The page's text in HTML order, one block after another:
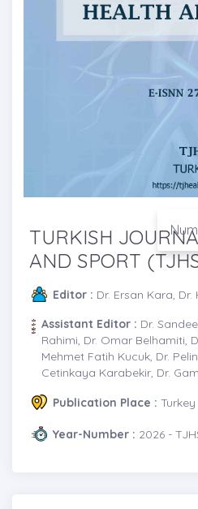
TURKISH
AND SPORT
Editor : Dr. Ersan Kara,
Assistant Editor : Dr.
Rahimi, Dr. Omar Belhamiti,
Mehmet Fatih Kucuk, Dr.
Cetinkaya Karabekir, Dr.
Publication Place : Turkey
Year-Number : 2026 -